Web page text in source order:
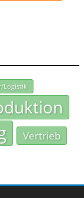
Logistik
Vertrieb